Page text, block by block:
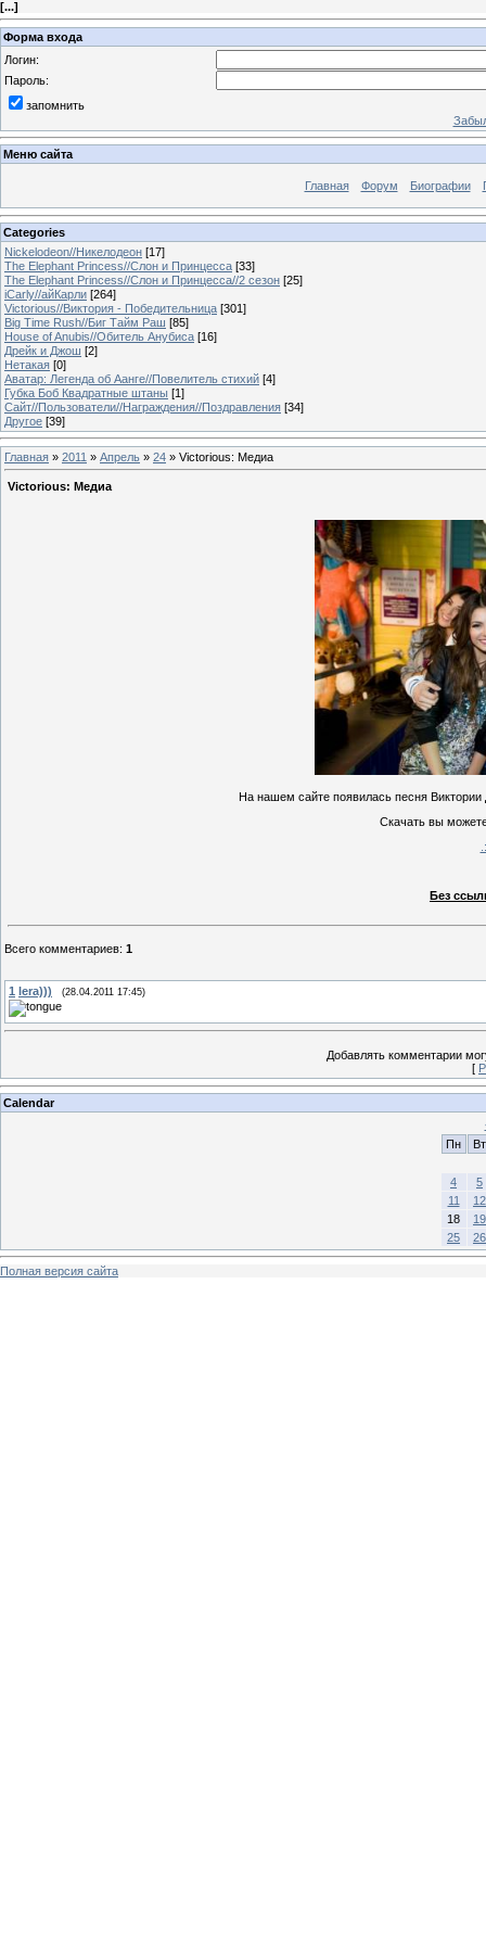
[...]
Форма входа
Логин:
Пароль:
запомнить
Меню сайта
Главная Форум Биографии
Categories
Nickelodeon//Никелодеон [17]
The Elephant Princess//Слон и Принцесса [33]
The Elephant Princess//Слон и Принцесса//2 сезон [25]
iCarly//айКарли [264]
Victorious//Виктория - Победительница [301]
Big Time Rush//Биг Тайм Раш [85]
House of Anubis//Обитель Анубиса [16]
Дрейк и Джош [2]
Нетакая [0]
Аватар: Легенда об Аанге//Повелитель стихий [4]
Губка Боб Квадратные штаны [1]
Сайт//Пользователи//Награждения//Поздравления [34]
Другое [39]
Главная » 2011 » Апрель » 24 » Victorious: Медиа
Victorious: Медиа
На нашем сайте появилась песня
Скачать вы
Без
Всего комментариев: 1
1 lera))) (28.04.2011 17:45)
Добавлять комментарии
[
Calendar
Пн
Вт
4
5
11
12
18
19
25
26
Полная версия сайта